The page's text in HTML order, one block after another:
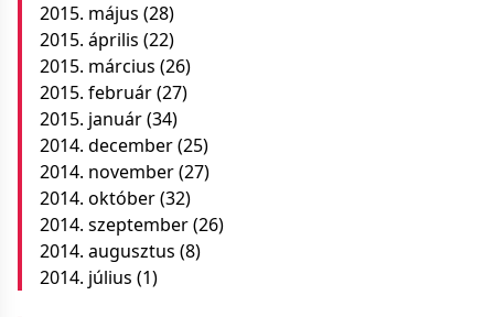
2015. május (28)
2015. április (22)
2015. március (26)
2015. február(27)
2015. január(34)
2014. december(25)
2014. november(27)
2014. október(32)
2014. szeptember(26)
2014. augusztus (8)
2014. július (1)